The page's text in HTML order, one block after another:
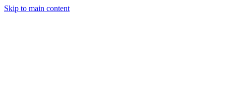
Skip to main content